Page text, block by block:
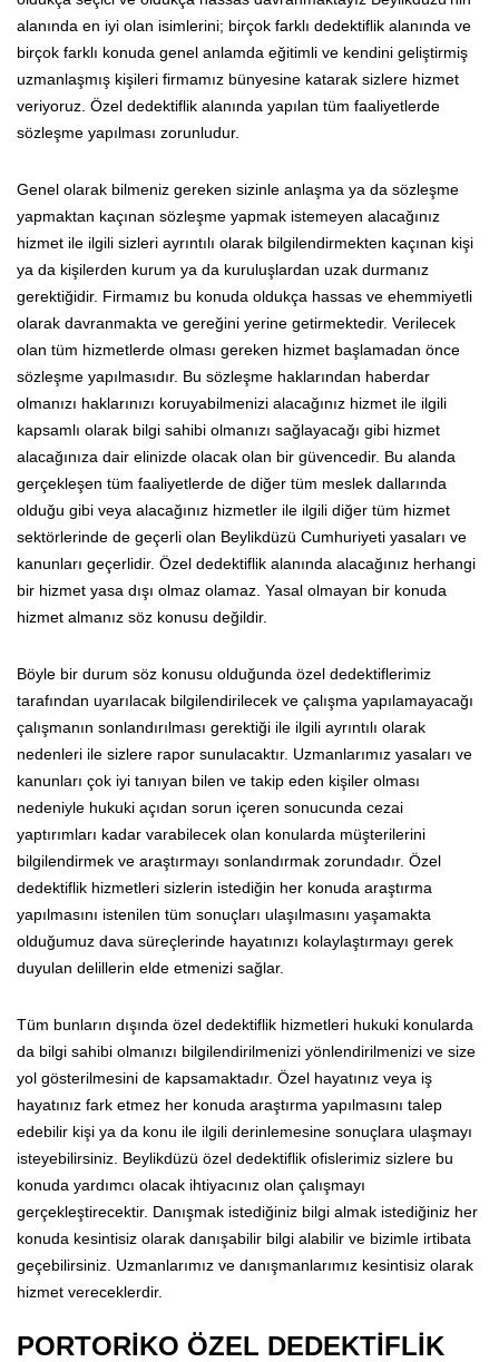
alanında en iyi olan isimlerini; birçok farklı dedektiflik alanında ve
birçok farklı konuda genel anlamda eğitimli ve kendini geliştirmiş
uzmanlaşmış kişileri firmamız bünyesine katarak sizlere hizmet
veriyoruz. Özel dedektiflik alanında yapılan tüm faaliyetlerde
sözleşme yapılması zorunludur.
Genel olarak bilmeniz gereken sizinle anlaşma ya da sözleşme
yapmaktan kaçınan sözleşme yapmak istemeyen alacağınız
hizmet ile ilgili sizleri ayrıntılı olarak bilgilendirmekten kaçınan kişi
ya da kişilerden kurum ya da kuruluşlardan uzak durmanız
gerektiğidir. Firmamız bu konuda oldukça hassas ve ehemmiyetli
olarak davranmakta ve gereğini yerine getirmektedir. Verilecek
olan tüm hizmetlerde olması gereken hizmet başlamadan önce
sözleşme yapılmasıdır. Bu sözleşme haklarından haberdar
olmanızı haklarınızı koruyabilmenizi alacağınız hizmet ile ilgili
kapsamlı olarak bilgi sahibi olmanızı sağlayacağı gibi hizmet
alacağınıza dair elinizde olacak olan bir güvencedir. Bu alanda
gerçekleşen tüm faaliyetlerde de diğer tüm meslek dallarında
olduğu gibi veya alacağınız hizmetler ile ilgili diğer tüm hizmet
sektörlerinde de geçerli olan Beylikdüzü Cumhuriyeti yasaları ve
kanunları geçerlidir. Özel dedektiflik alanında alacağınız herhangi
bir hizmet yasa dışı olmaz olamaz. Yasal olmayan bir konuda
hizmet almanız söz konusu değildir.
Böyle bir durum söz konusu olduğunda özel dedektiflerimiz
tarafından uyarılacak bilgilendirilecek ve çalışma yapılamayacağı
çalışmanın sonlandırılması gerektiği ile ilgili ayrıntılı olarak
nedenleri ile sizlere rapor sunulacaktır. Uzmanlarımız yasaları ve
kanunları çok iyi tanıyan bilen ve takip eden kişiler olması
nedeniyle hukuki açıdan sorun içeren sonucunda cezai
yaptırımları kadar varabilecek olan konularda müşterilerini
bilgilendirmek ve araştırmayı sonlandırmak zorundadır. Özel
dedektiflik hizmetleri sizlerin istediğin her konuda araştırma
yapılmasını istenilen tüm sonuçları ulaşılmasını yaşamakta
olduğumuz dava süreçlerinde hayatınızı kolaylaştırmayı gerek
duyulan delillerin elde etmenizi sağlar.
Tüm bunların dışında özel dedektiflik hizmetleri hukuki konularda
da bilgi sahibi olmanızı bilgilendirilmenizi yönlendirilmenizi ve size
yol gösterilmesini de kapsamaktadır. Özel hayatınız veya iş
hayatınız fark etmez her konuda araştırma yapılmasını talep
edebilir kişi ya da konu ile ilgili derinlemesine sonuçlara ulaşmayı
isteyebilirsiniz. Beylikdüzü özel dedektiflik ofislerimiz sizlere bu
konuda yardımcı olacak ihtiyacınız olan çalışmayı
gerçekleştirecektir. Danışmak istediğiniz bilgi almak istediğiniz her
konuda kesintisiz olarak danışabilir bilgi alabilir ve bizimle irtibata
geçebilirsiniz. Uzmanlarımız ve danışmanlarımız kesintisiz olarak
hizmet vereceklerdir.
PORTORİKO ÖZEL DEDEKTİFLİK